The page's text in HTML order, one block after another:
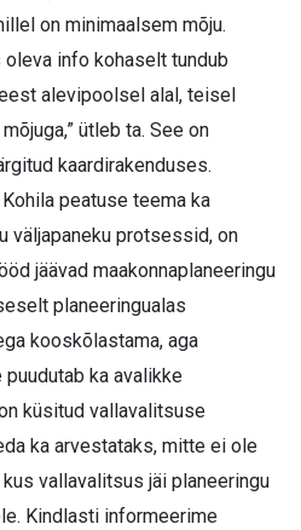
on minimaalsem mõju.
info kohaselt tundub
alevipoolsel alal, teisel
ütleb ta. See on
kaardirakenduses.
peatuse teema ka
väljapaneku protsessid, on
jäävad maakonnaplaneeringu
planeeringualas
kooskõlastama, aga
ka avalikke
küsitud vallavalitsuse
ka arvestataks, mitte ei ole
vallavalitsus jäi planeeringu
Kindlasti informeerime